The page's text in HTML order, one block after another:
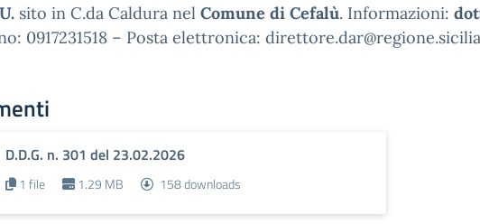
sito in C.da Caldura nel Comune di Cefalù. Informazioni:
0917231518 – Posta elettronica:
D.D.G. n. 301 del 23.02.2026
1 file 1.29 MB 158 downloads